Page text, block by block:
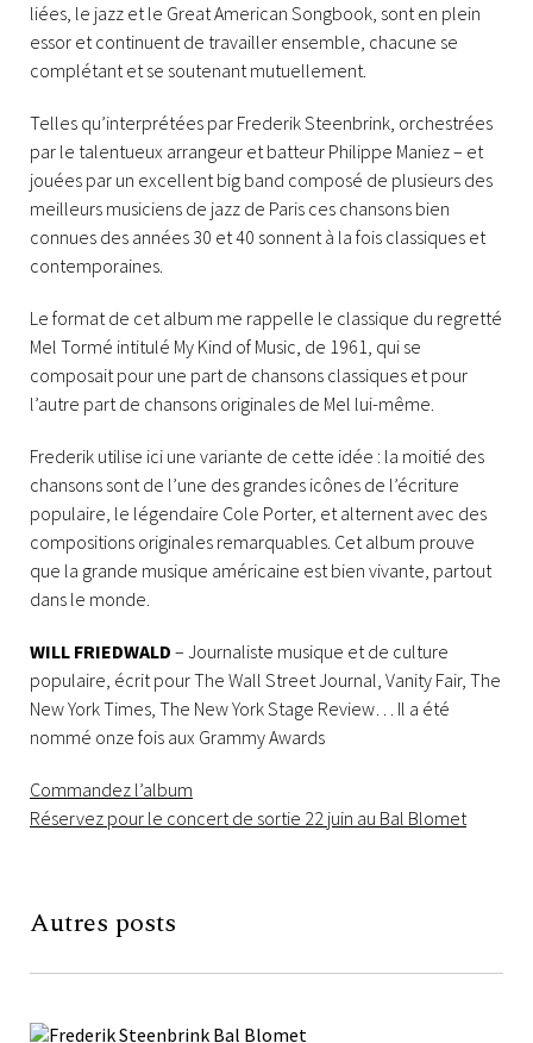
liées, le jazz et le Great American Songbook, sont en plein
essor et continuent de travailler ensemble, chacune se
complétant et se soutenant mutuellement.
Telles qu’interprétées par Frederik Steenbrink, orchestrées
par le talentueux arrangeur et batteur Philippe Maniez – et
jouées par un excellent big band composé de plusieurs des
meilleurs musiciens de jazz de Paris ces chansons bien
connues des années 30 et 40 sonnent à la fois classiques et
contemporaines.
Le format de cet album me rappelle le classique du regretté
Mel Tormé intitulé My Kind of Music, de 1961, qui se
composait pour une part de chansons classiques et pour
l’autre part de chansons originales de Mel lui-même.
Frederik utilise ici une variante de cette idée : la moitié des
chansons sont de l’une des grandes icônes de l’écriture
populaire, le légendaire Cole Porter, et alternent avec des
compositions originales remarquables. Cet album prouve
que la grande musique américaine est bien vivante, partout
dans le monde.
WILL FRIEDWALD – Journaliste musique et de culture
populaire, écrit pour The Wall Street Journal, Vanity Fair, The
New York Times, The New York Stage Review… Il a été
nommé onze fois aux Grammy Awards
Commandez l’album
Réservez pour le concert de sortie 22 juin au Bal Blomet
Autres posts